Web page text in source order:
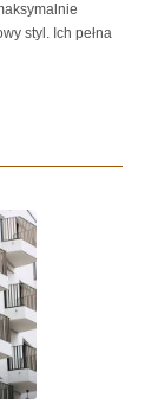
styl. Ich pełna